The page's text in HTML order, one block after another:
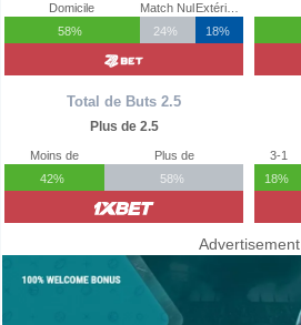
Domicile
58%
Match Nul
24%
18%
Total de Buts 2.5
Plus de 2.5
Moins de
42%
Plus de
58%
3-1
18%
Advertisement